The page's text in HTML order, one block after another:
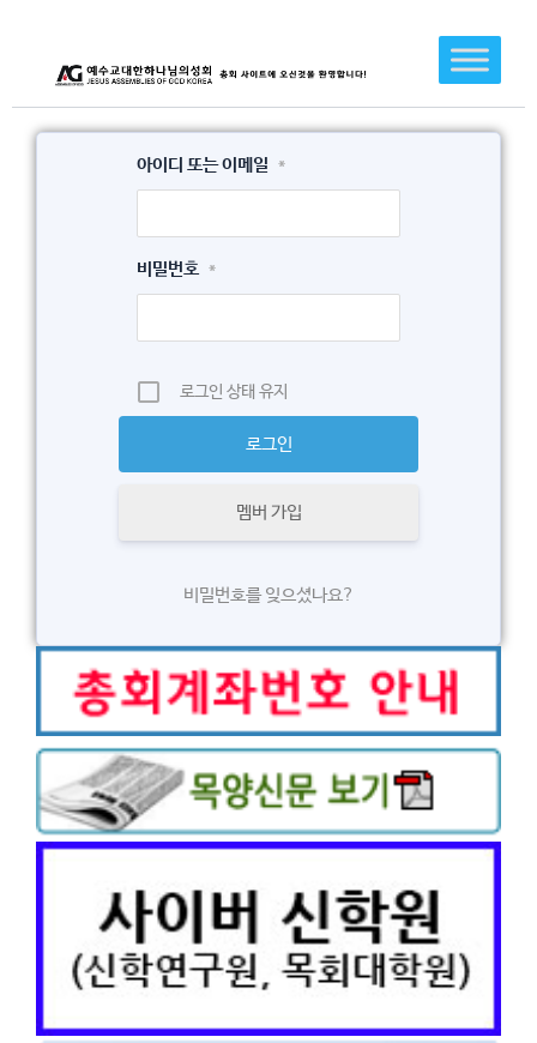
로
아이디 또는 이메일 *
비밀번호 *
로그인 상태 유지
멤버 가입
비밀번호를 잊으셨나요?